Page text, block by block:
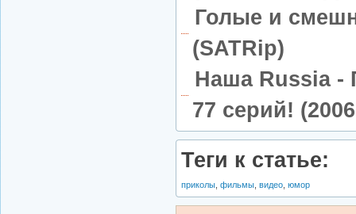
Голые и
(SATRip)
Наша Russia -
77 серий!
Теги к статье:
приколы фильмы видео юмор